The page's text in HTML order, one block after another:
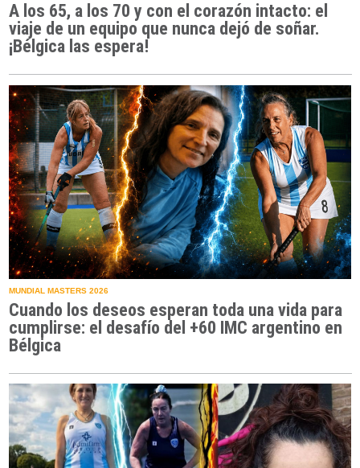
A los 65, a los 70 y con el corazón intacto: el
viaje de un equipo que nunca dejó de soñar.
¡Bélgica las espera!
MUNDIAL MASTERS 2026
Cuando los deseos esperan toda una vida para
cumplirse: el desafío del +60 IMC argentino en
Bélgica